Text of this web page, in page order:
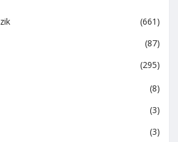
(661)
(87)
(295)
(8)
(3)
(3)